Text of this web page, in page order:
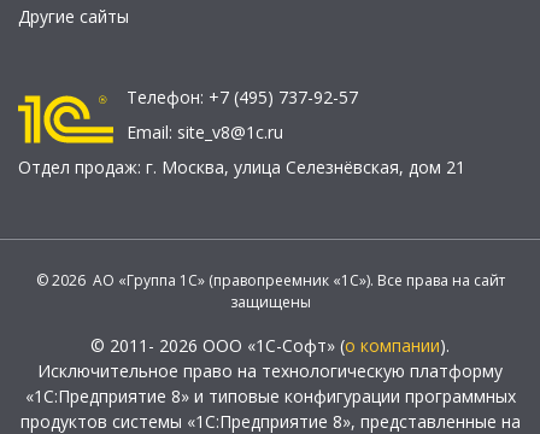
Другие сайты
Телефон: +7 (495) 737-92-57
Email: site_v8@1c.ru
Отдел продаж: г. Москва, улица Селезнёвская, дом 21
© 2026 АО «Группа 1С» (правопреемник «1С»). Все права на сайт
защищены
© 2011- 2026 ООО «1С-Софт» (о компании).
Исключительное право на технологическую платформу
«1С:Предприятие 8» и типовые конфигурации программных
продуктов системы «1С:Предприятие 8», представленные на